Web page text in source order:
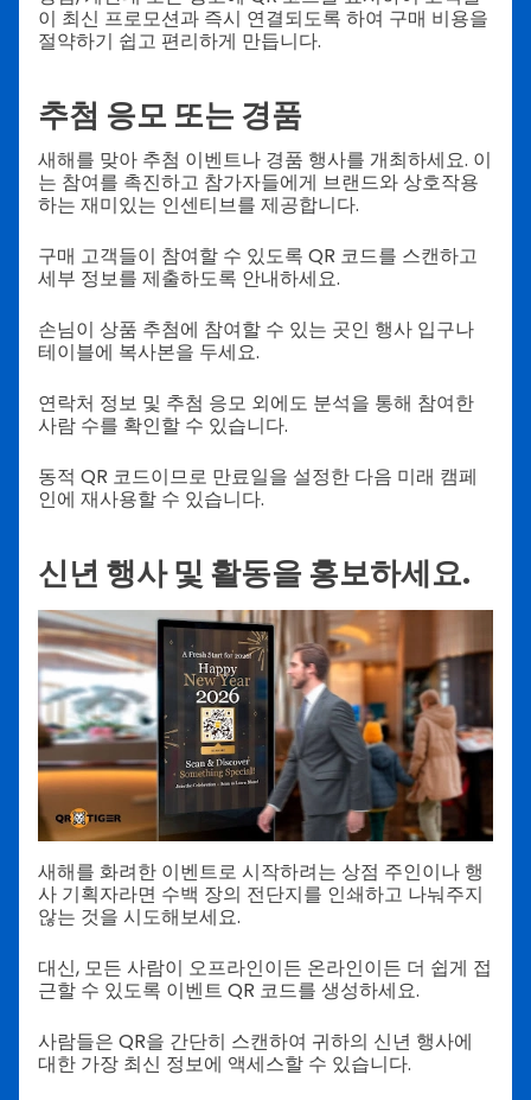
이 최신 프로모션과 즉시 연결되도록 하여 구매 비용을
절약하기 쉽고 편리하게 만듭니다.
추첨 응모 또는 경품
새해를 맞아 추첨 이벤트나 경품 행사를 개최하세요. 이
는 참여를 촉진하고 참가자들에게 브랜드와 상호작용
하는 재미있는 인센티브를 제공합니다.
구매 고객들이 참여할 수 있도록 QR 코드를 스캔하고
세부 정보를 제출하도록 안내하세요.
손님이 상품 추첨에 참여할 수 있는 곳인 행사 입구나
테이블에 복사본을 두세요.
연락처 정보 및 추첨 응모 외에도 분석을 통해 참여한
사람 수를 확인할 수 있습니다.
동적 QR 코드이므로 만료일을 설정한 다음 미래 캠페
인에 재사용할 수 있습니다.
신년 행사 및 활동을 홍보하세요.
새해를 화려한 이벤트로 시작하려는 상점 주인이나 행
사 기획자라면 수백 장의 전단지를 인쇄하고 나눠주지
않는 것을 시도해보세요.
대신, 모든 사람이 오프라인이든 온라인이든 더 쉽게 접
근할 수 있도록 이벤트 QR 코드를 생성하세요.
사람들은 QR을 간단히 스캔하여 귀하의 신년 행사에
대한 가장 최신 정보에 액세스할 수 있습니다.